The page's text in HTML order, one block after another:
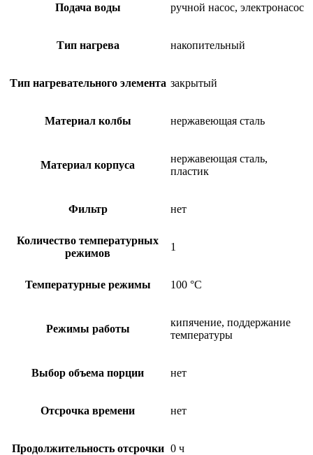
Подача воды ручной насос, электронасос
Тип нагрева накопительный
Тип нагревательного элемента закрытый
Материал колбы нержавеющая сталь
Материал корпуса
нержавеющая сталь,
пластик
Фильтр нет
Количество температурных
режимов
1
Температурные режимы 100 °C
Режимы работы
кипячение, поддержание
температуры
Выбор объема порции нет
Отсрочка времени нет
Продолжительность отсрочки 0 ч